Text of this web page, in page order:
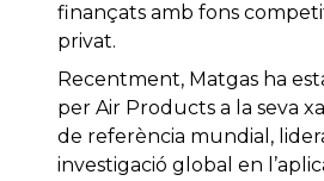
finançats amb fons
privat.
Recentment, Matgas ha
per Air Products a la seva
de referència mundial,
investigació global en